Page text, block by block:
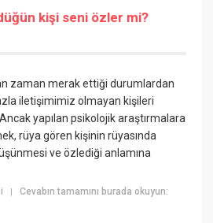
kişi seni özler mi?
zaman merak ettiği durumlardan
iletişimimiz olmayan kişileri
yapılan psikolojik araştırmalara
rüya gören kişinin rüyasında
ve özlediği anlamına
|Cevabın tamamını burada okuyun: